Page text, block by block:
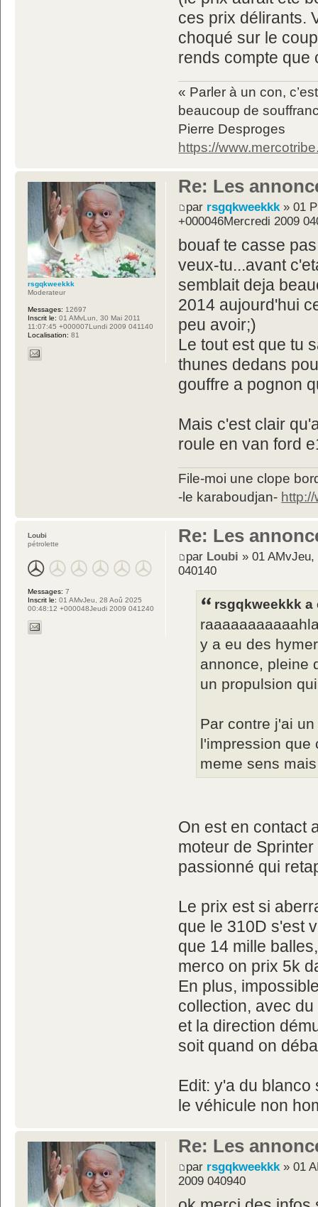
ces prix délirants.
choqué sur le
rends compte que
« Parler à un con,
beaucoup de
Pierre Desproges
https://
Re: Les
par rsgqkweekkk» 01
+000046Mercredi 2009
bouaf te casse
veux-tu...avant
semblait deja
2014 aujourd'hui
peu avoir;)
Le tout est que tu
thunes dedans
gouffre a pognon
Mais c'est clair
roule en van ford
File-moi une clope
-le karaboudjan-
rsgqkweekkk
Moderateur
Messages: 12697
Inscrit le: 01 AMvLun, 30 Mai 2011
11:07:45 +000007Lundi 2009 041140
Localisation: 81
Re: Les
par Loubi » 01 AMvJeu,
040140
rsgqkweekkk a
y a eu des
annonce, pleine
un propulsion
Par contre j'ai
l'impression que
meme sens
On est en contact
moteur de
passionné qui
Le prix est si
que le 310D s'est
que 14 mille
merco on prix 5k
En plus,
collection, avec
et la direction
soit quand on
Edit: y'a du
le véhicule non
Loubi
pétrolette
Messages: 7
Inscrit le: 01 AMvJeu, 28 Aoû 2025
00:48:12 +000048Jeudi 2009 041240
Re: Les
par rsgqkweekkk» 01
2009 040940